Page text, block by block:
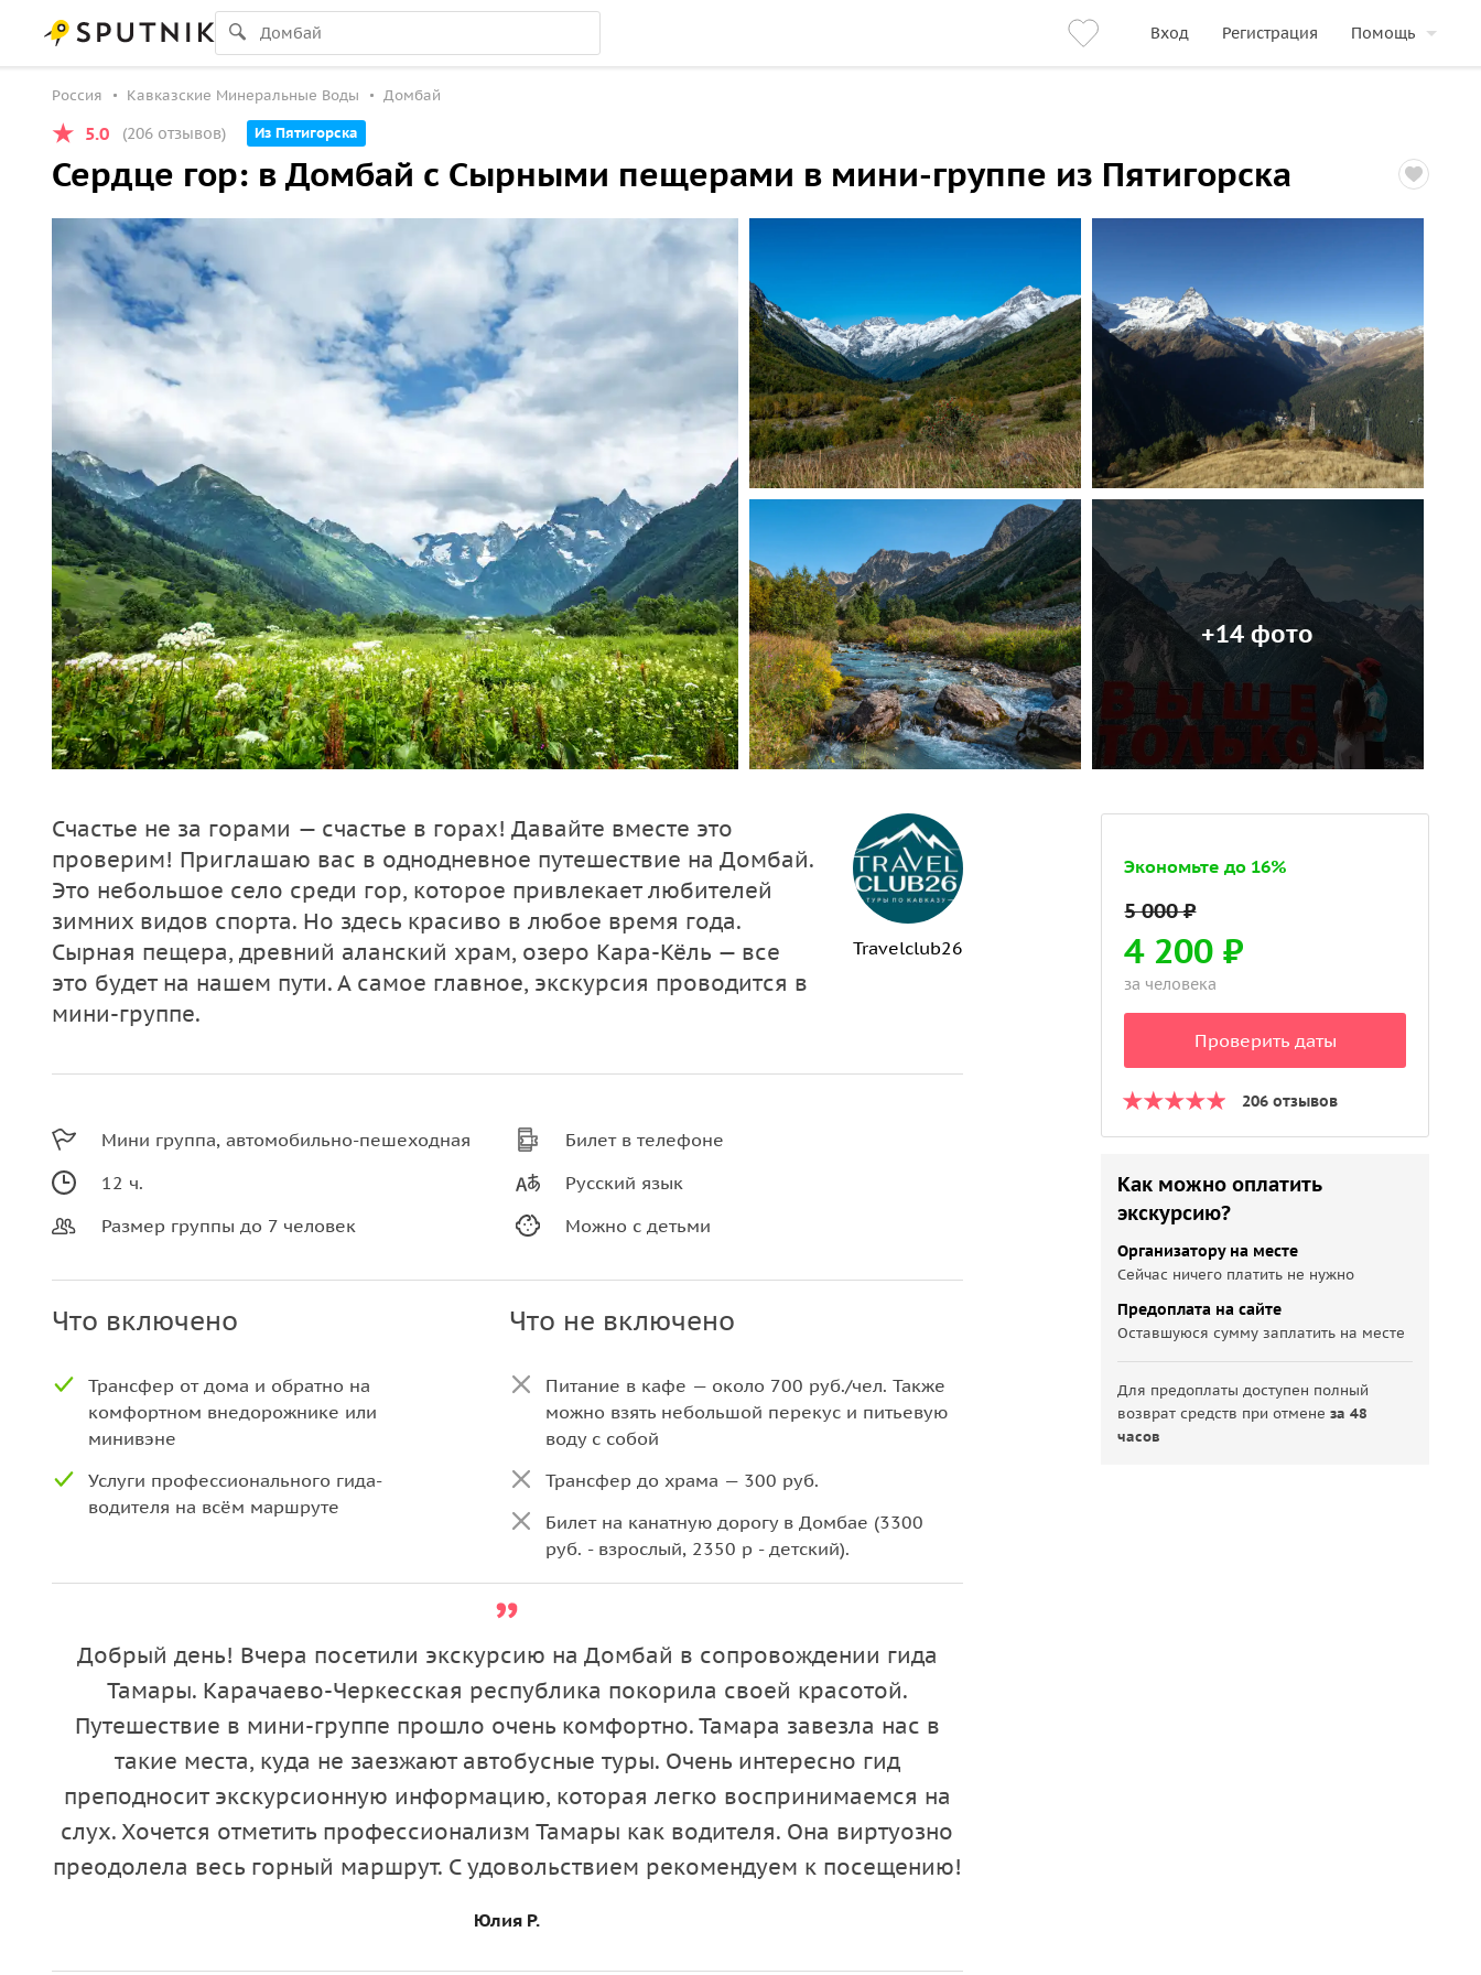
Вход Регистрация Помощь
Россия Кавказские Минеральные Воды Домбай
5.0 (206 отзывов) Из Пятигорска
Сердце гор: в Домбай с Сырными пещерами в мини-группе из Пятигорска
+14 фото
Счастье не за горами — счастье в горах! Давайте вместе это
проверим! Приглашаю вас в однодневное путешествие на Домбай.
Это небольшое село среди гор, которое привлекает любителей
зимних видов спорта. Но здесь красиво в любое время года.
Сырная пещера, древний аланский храм, озеро Кара-Кёль — все
это будет на нашем пути. А самое главное, экскурсия проводится в
мини-группе.
Travelclub26
Мини группа, автомобильно-пешеходная
12 ч.
Размер группы до 7 человек
Билет в телефоне
Русский язык
Можно с детьми
Что включено
Трансфер от дома и обратно на
комфортном внедорожнике или
минивэне
Услуги профессионального гида-
водителя на всём маршруте
Что не включено
Питание в кафе — около 700 руб./чел. Также
можно взять небольшой перекус и питьевую
воду с собой
Трансфер до храма — 300 руб.
Билет на канатную дорогу в Домбае (3300
Добрый день! Вчера посетили экскурсию на Домбай в сопровождении гида
Тамары. Карачаево-Черкесская республика покорила своей красотой.
Путешествие в мини-группе прошло очень комфортно. Тамара завезла нас в
такие места, куда не заезжают автобусные туры. Очень интересно гид
преподносит экскурсионную информацию, которая легко воспринимаемся на
слух. Хочется отметить профессионализм Тамары как водителя. Она виртуозно
преодолела весь горный маршрут. С удовольствием рекомендуем к посещению!
Юлия Р.
Экономьте до 16%
4 200 ₽
за человека
Проверить даты
206 отзывов
Как можно оплатить
экскурсию?
Организатору на месте
Сейчас ничего платить не нужно
Предоплата на сайте
Оставшуюся сумму заплатить на месте
Для предоплаты доступен полный
возврат средств при отменеза 48
часов